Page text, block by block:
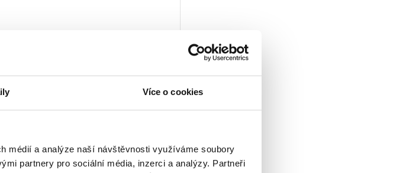
Více o cookies
médií a analýze naší návštěvnosti využíváme soubory
partnery pro sociální média, inzerci a analýzy. Partneři